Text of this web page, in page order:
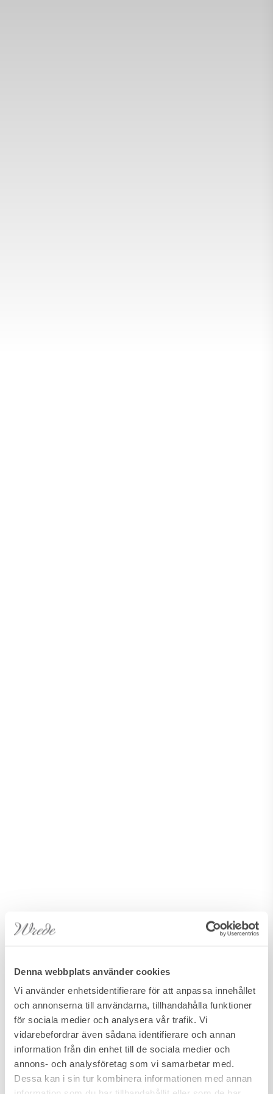
Denna webbplats använder cookies
Vi använder enhetsidentifierare för att anpassa innehållet
och annonserna till användarna, tillhandahålla funktioner
för sociala medier och analysera vår trafik. Vi
vidarebefordrar även sådana identifierare och annan
information från din enhet till de sociala medier och
annons- och analysföretag som vi samarbetar med.
Dessa kan i sin tur kombinera informationen med annan